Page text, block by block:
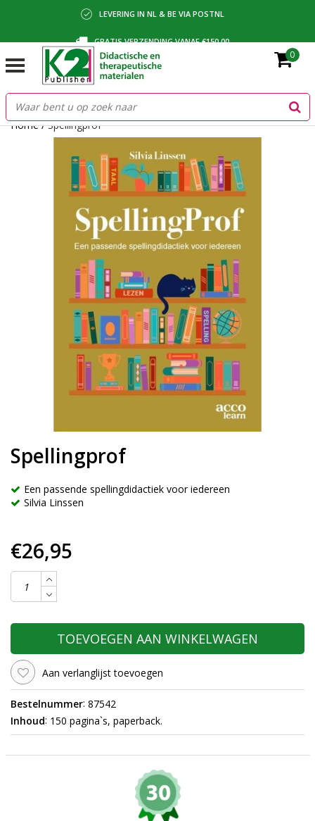
LEVERING IN NL & BE VIA POSTNL
GRATIS VERZENDING VANAF €150,00
BETALING VIA IDEAL, BANCONTACT OF FACTUUR
0
Home/Spellingprof
Spellingprof
Een passende spellingdidactiek voor iedereen
Silvia Linssen
€26,95
TOEVOEGEN AAN WINKELWAGEN
Aan verlanglijst toevoegen
Bestelnummer: 87542
Inhoud: 150 pagina`s, paperback.